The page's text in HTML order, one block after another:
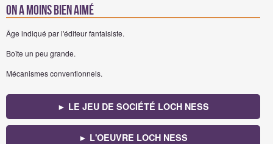
On a moins bien aimé
Âge indiqué par l'éditeur fantaisiste.
Boîte un peu grande.
Mécanismes conventionnels.
► LE JEU DE SOCIÉTÉ LOCH NESS
► L'OEUVRE LOCH NESS